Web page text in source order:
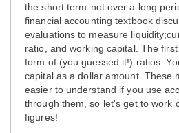
the short term-not over a long
financial accounting textbook
evaluations to measure
ratio, and working capital. The
form of (you guessed it!) ratios.
capital as a dollar amount. These
easier to understand if you use
through them, so let's get to work
figures!